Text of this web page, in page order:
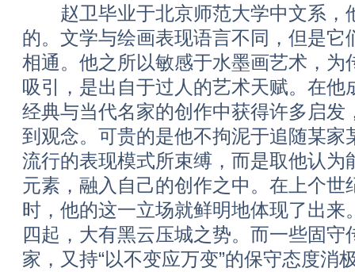
赵卫毕业于北京师范大学中文系，
的。文学与绘画表现语言不同，但是它
相通。他之所以敏感于水墨画艺术，为
吸引，是出自于过人的艺术天赋。在他
经典与当代名家的创作中获得许多启发
到观念。可贵的是他不拘泥于追随某家
流行的表现模式所束缚，而是取他认为
元素，融入自己的创作之中。在上个世
时，他的这一立场就鲜明地体现了出来
四起，大有黑云压城之势。而一些固守
家，又持“以不变应万变”的保守态度消